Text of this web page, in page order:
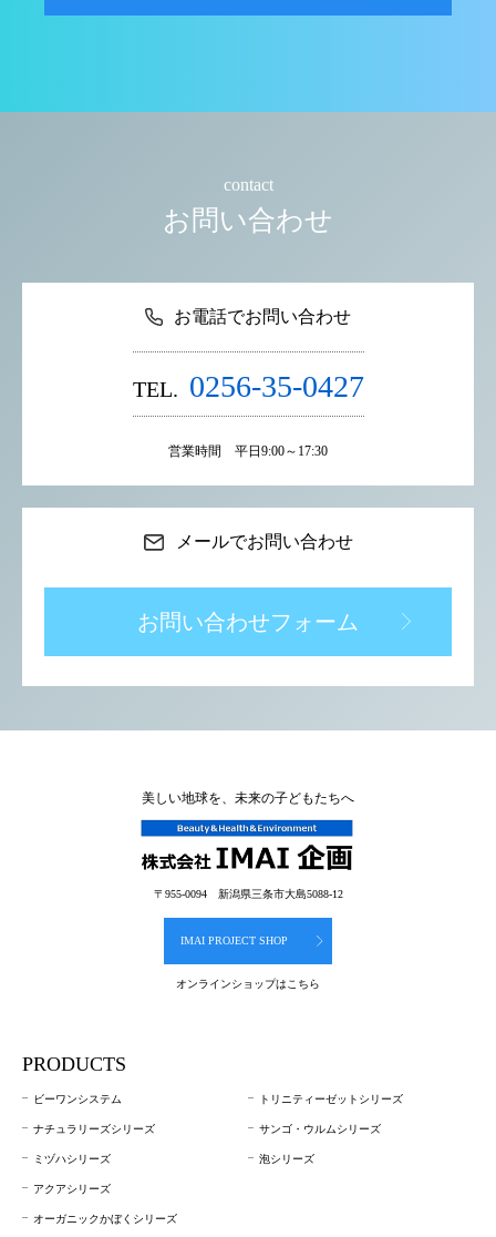
contact
お問い合わせ
お電話でお問い合わせ
TEL. 0256-35-0427
営業時間 平日9:00～17:30
メールでお問い合わせ
お問い合わせフォーム
美しい地球を、未来の子どもたちへ
〒955-0094 新潟県三条市大島5088-12
IMAI PROJECT SHOP
オンラインショップはこちら
PRODUCTS
ビーワンシステム
ナチュラリーズシリーズ
ミヅハシリーズ
アクアシリーズ
オーガニックかぼくシリーズ
トリニティーゼットシリーズ
サンゴ・ウルムシリーズ
泡シリーズ